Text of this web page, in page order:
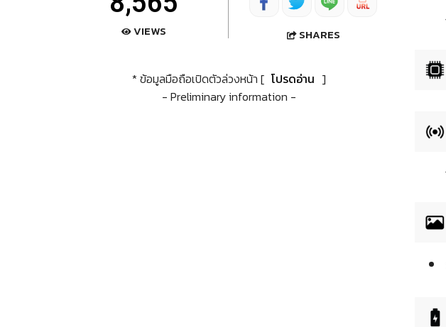
VIEWS SHARES
* ข้อมูลมือถือเปิดตัวล่วงหน้า [ โปรดอ่าน ]
- Preliminary information -